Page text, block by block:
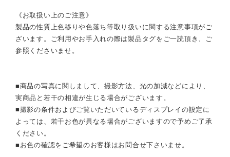
《お取扱い上のご注意》
製品の性質上色移りや色落ち等取り扱いに関する注意事項がご
ざいます。ご利用やお手入れの際は製品タグをご一読頂き、ご
参照くださいませ。
■商品の写真に関しまして、撮影方法、光の加減などにより、
実商品と若干の相違が生じる場合がございます。
■撮影の条件およびご覧いただいているディスプレイの設定に
よっては、若干お色が異なる場合がございますので予めご了承
ください。
■お色の確認をご希望のお客様はお問合せ下さいませ。